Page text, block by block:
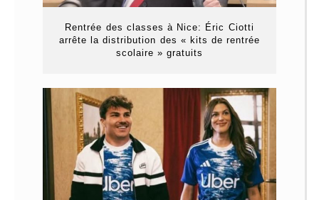
Rentrée des classes à Nice: Éric Ciotti
arrête la distribution des « kits de rentrée
scolaire » gratuits